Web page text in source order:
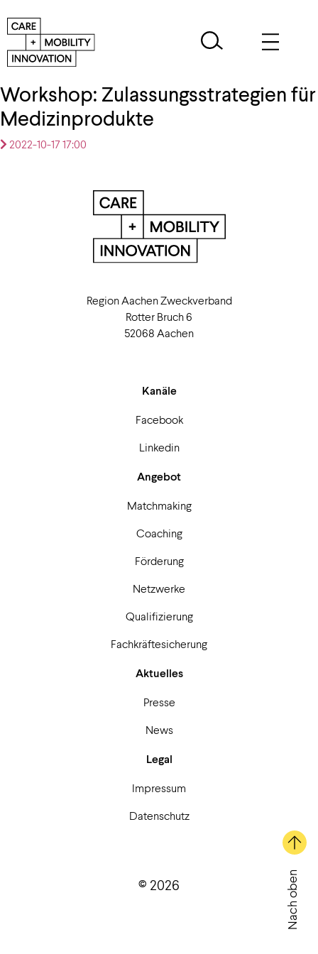
Workshop: Zulassungsstrategien für
Medizinprodukte
2022-10-17 17:00
Region Aachen Zweckverband
Rotter Bruch 6
52068 Aachen
Kanäle
Facebook
Linkedin
Angebot
Matchmaking
Coaching
Förderung
Netzwerke
Qualifizierung
Fachkräftesicherung
Aktuelles
Presse
News
Legal
Impressum
Datenschutz
Nach oben
© 2026